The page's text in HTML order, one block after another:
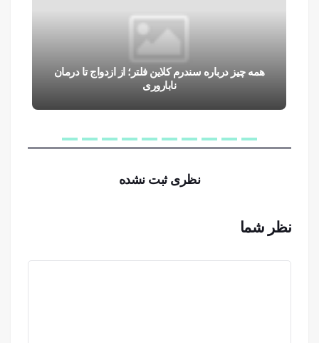
همه چیز درباره سندرم کلاین فلتر؛ از ازدواج تا درمان
ناباروری
نظری ثبت نشده
نظر شما